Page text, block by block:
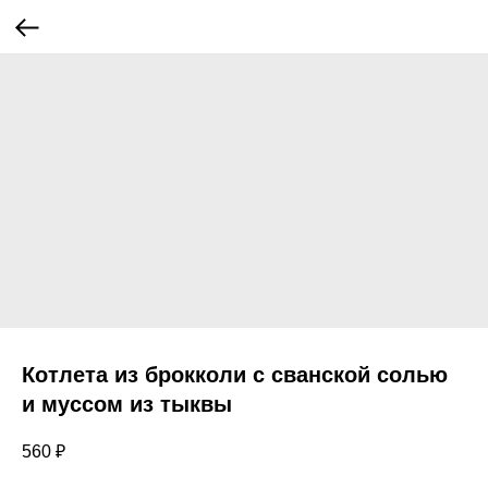
Котлета из брокколи с сванской солью
и муссом из тыквы
560 ₽